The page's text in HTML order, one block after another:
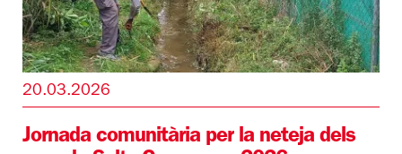
20.03.2026
Jornada comunitària per la neteja dels